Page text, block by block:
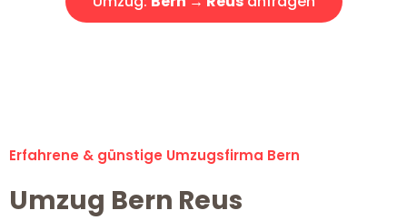
Erfahrene & günstige Umzugsfirma Bern
Umzug Bern Reus